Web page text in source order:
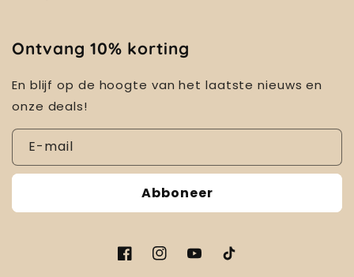
Ontvang 10% korting
En blijf op de hoogte van het laatste nieuws en
onze deals!
E-mail
Abboneer
FacebookInstagramYouTubeTikTok